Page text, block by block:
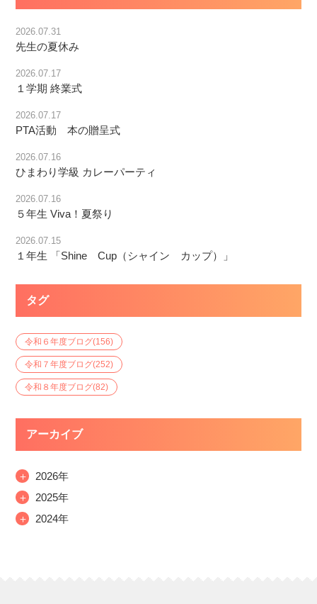
2026.07.31
先生の夏休み
2026.07.17
１学期 終業式
2026.07.17
PTA活動 本の贈呈式
2026.07.16
ひまわり学級 カレーパーティ
2026.07.16
５年生 Viva！夏祭り
2026.07.15
１年生 「Shine Cup（シャイン カップ）」
タグ
令和６年度ブログ(156)
令和７年度ブログ(252)
令和８年度ブログ(82)
アーカイブ
＋
2026年
＋
2025年
＋
2024年